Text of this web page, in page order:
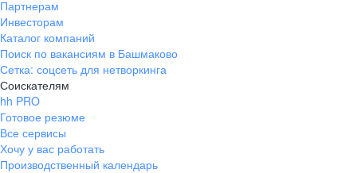
Партнерам
Инвесторам
Каталог компаний
Поиск по вакансиям в Башмаково
Сетка: соцсеть для нетворкинга
Соискателям
hh PRO
Готовое резюме
Все сервисы
Хочу у вас работать
Производственный календарь